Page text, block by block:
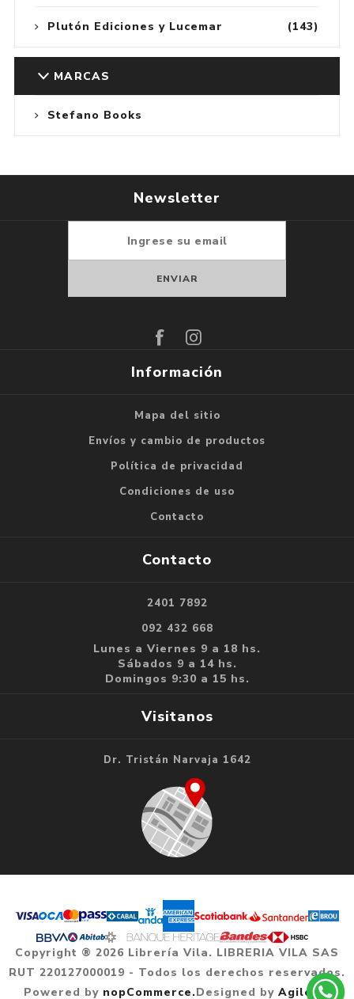
(143)
Plutón Ediciones y Lucemar
MARCAS
Stefano Books
Newsletter
Información
Mapa del sitio
Envíos y cambio de productos
Política de privacidad
Condiciones de uso
Contacto
Contacto
2401 7892
092 432 668
Lunes a Viernes 9 a 18 hs.
Sábados 9 a 14 hs.
Domingos 9:30 a 15 hs.
Visitanos
Dr. Tristán Narvaja 1642
Copyright ® 2026 Librería Vila. LIBRERIA VILA SAS
RUT 220127000019 - Todos los derechos reservados.
Powered by nopCommerce.Designed by Agile.uy